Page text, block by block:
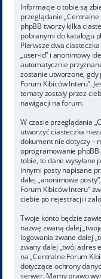
Informacje o tobie są
przeglądanie
phpBB tworzy kilka
pobranymi do katalogu
Pierwsze dwa
„user-id” i anonimowy
automatycznie
zostanie utworzone,
Forum Kibiców Interu”.
tematy zostały przez
nawigacji na forum.
W czasie przeglądania
utworzyć ciasteczka
dokument nie dotyczy –
oprogramowanie
tobie, to dane wysyłane
innymi posty napisane
dalej „anonimowe
Forum Kibiców Interu”
ciebie po rejestracji i
Twoje konto będzie
nazwę zwaną dalej
logowania zwane dalej
zwany dalej „twój adres
na „Centralne Forum
dotyczące ochrony
serwer. Mamy prawo